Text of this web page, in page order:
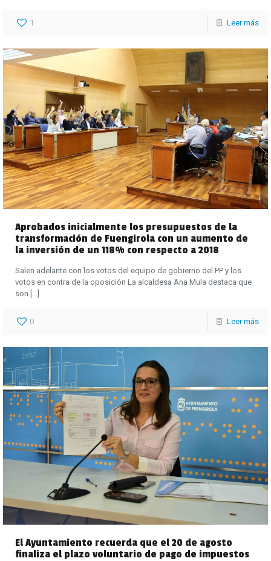
1 Leer más
Aprobados inicialmente los presupuestos de la
transformación de Fuengirola con un aumento de
la inversión de un 118% con respecto a 2018
Salen adelante con los votos del equipo de gobierno del PP y los
votos en contra de la oposición La alcaldesa Ana Mula destaca que
son […]
0 Leer más
El Ayuntamiento recuerda que el 20 de agosto
finaliza el plazo voluntario de pago de impuestos